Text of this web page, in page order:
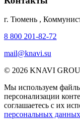
г. Тюмень ,
8 800 201-82-72
mail@knavi.su
© 2026 KNAVI
Мы используем
персонализации
соглашаетесь с их
персональных данных